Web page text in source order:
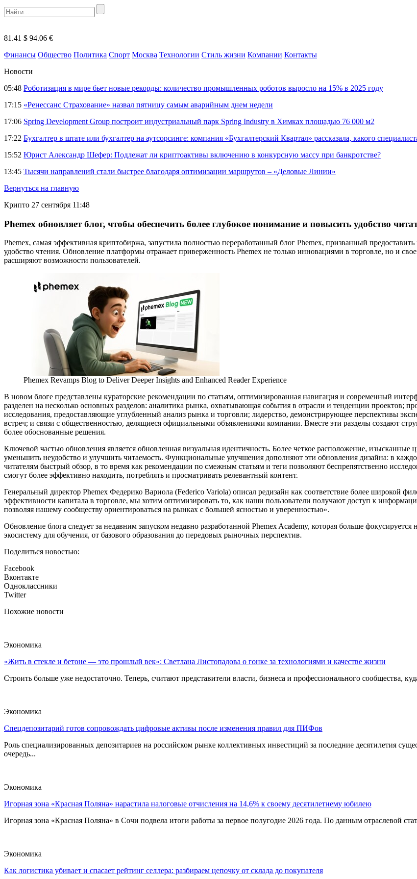
81.41 $ 94.06 €
Финансы Общество Политика Спорт Москва Технологии Стиль жизни Компании Контакты
Новости
05:48 Роботизация в мире бьет новые рекорды: количество промышленных роботов выросло на 15% в 2025 году
17:15 «Ренессанс Страхование» назвал пятницу самым аварийным днем недели
17:06 Spring Development Group построит индустриальный парк Spring Industry в Химках площадью 76 000 м2
17:22 Бухгалтер в штате или бухгалтер на аутсорсинге: компания «Бухгалтерский Квартал» рассказала, какого
15:52 Юрист Александр Шефер: Подлежат ли криптоактивы включению в конкурсную массу при банкротстве?
13:45 Тысячи направлений стали быстрее благодаря оптимизации маршрутов – «Деловые Линии»
Вернуться на главную
Крипто 27 сентября 11:48
Phemex обновляет блог, чтобы обеспечить более глубокое понимание и повысить удобство
Phemex, самая эффективная криптобиржа, запустила полностью переработанный блог Phemex, призванный
удобство чтения. Обновление платформы отражает приверженность Phemex не только инновациями в торговле, но и
расширяют возможности пользователей.
Phemex Revamps Blog to Deliver Deeper Insights and Enhanced Reader Experience
В новом блоге представлены кураторские рекомендации по статьям, оптимизированная навигация и современный
разделен на несколько основных разделов: аналитика рынка, охватывающая события в отрасли и тенденции проектов;
исследования, предоставляющие углубленный анализ рынка и торговли; лидерство, демонстрирующее перспективы
встреч; и связи с общественностью, делящиеся официальными объявлениями компании. Вместе эти разделы создают
более обоснованные решения.
Ключевой частью обновления является обновленная визуальная идентичность. Более четкое расположение,
уменьшить неудобство и улучшить читаемость. Функциональные улучшения дополняют эти обновления дизайна: в
читателям быстрый обзор, в то время как рекомендации по смежным статьям и теги позволяют беспрепятственно
смогут более эффективно находить, потреблять и просматривать релевантный контент.
Генеральный директор Phemex Федерико Вариола (Federico Variola) описал редизайн как соответствие более широкой
эффективности капитала в торговле, мы хотим оптимизировать то, как наши пользователи получают доступ к
позволяя нашему сообществу ориентироваться на рынках с большей ясностью и уверенностью».
Обновление блога следует за недавним запуском недавно разработанной Phemex Academy, которая больше
экосистему для обучения, от базового образования до передовых рыночных перспектив.
Поделиться новостью:
Facebook
Вконтакте
Одноклассники
Twitter
Похожие новости
Экономика
«Жить в стекле и бетоне — это прошлый век»: Светлана Листопадова о гонке за технологиями и качестве жизни
Строить больше уже недостаточно. Теперь, считают представители власти, бизнеса и профессионального сообщества,
Экономика
Спецдепозитарий готов сопровождать цифровые активы после изменения правил для ПИФов
Роль специализированных депозитариев на российском рынке коллективных инвестиций за последние десятилетия
очередь...
Экономика
Игорная зона «Красная Поляна» нарастила налоговые отчисления на 14,6% к своему десятилетнему юбилею
Игорная зона «Красная Поляна» в Сочи подвела итоги работы за первое полугодие 2026 года. По данным отраслевой
Экономика
Как логистика убивает и спасает рейтинг селлера: разбираем цепочку от склада до покупателя